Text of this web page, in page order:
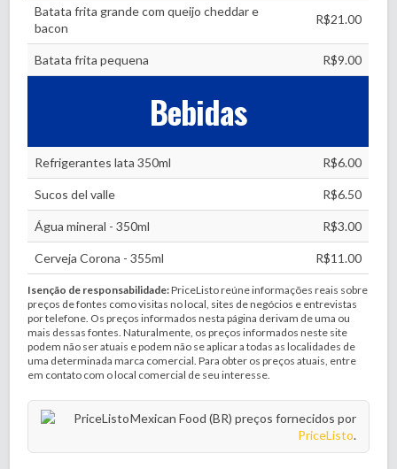
Batata frita grande com queijo cheddar e
bacon
R$21.00
Batata frita pequena R$9.00
Bebidas
Refrigerantes lata 350ml R$6.00
Sucos del valle R$6.50
Água mineral - 350ml R$3.00
Cerveja Corona - 355ml R$11.00
Isenção de responsabilidade:PriceListo reúne informações reais sobre
preços de fontes como visitas no local, sites de negócios e entrevistas
por telefone. Os preços informados nesta página derivam de uma ou
mais dessas fontes. Naturalmente, os preços informados neste site
podem não ser atuais e podem não se aplicar a todas as localidades de
uma determinada marca comercial. Para obter os preços atuais, entre
em contato com o local comercial de seu interesse.
Mexican Food (BR) preços fornecidos por
PriceListo.